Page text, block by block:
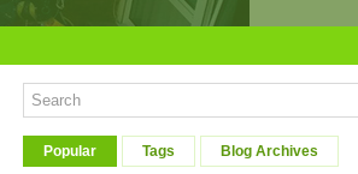
Popular Tags Blog Archives